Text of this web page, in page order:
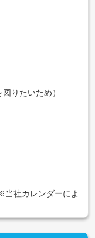
りたいため）
社カレンダーによ